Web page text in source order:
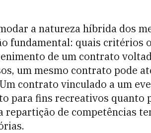
a natureza híbrida dos
fundamental: quais
de um contrato
um mesmo contrato pode
contrato vinculado a um
para fins recreativos quanto
repartição de competências